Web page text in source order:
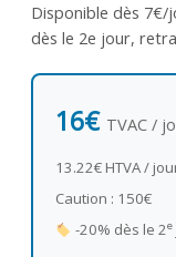
Disponible dès 7€/
dès le 2e jour,
16€ TVAC /
13.22€ HTVA /
Caution : 150€
-20% dès le 2e